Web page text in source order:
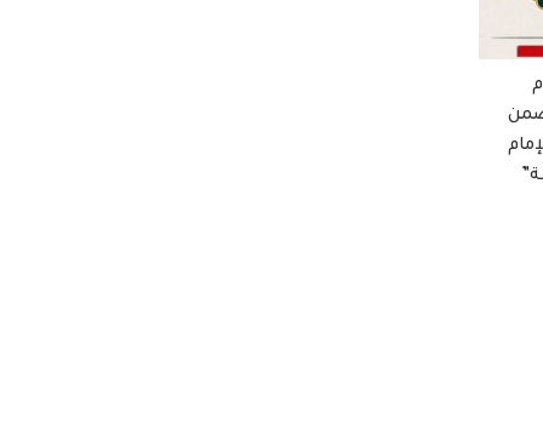
ضمن